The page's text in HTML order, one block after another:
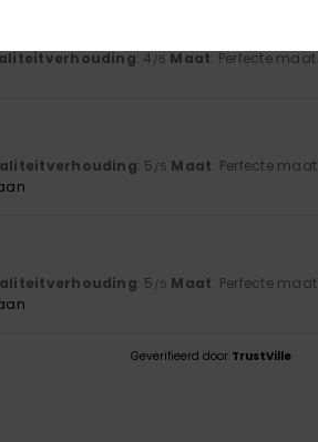
: 4 /5 Maat: Perfecte maat
: 5 /5 Maat: Perfecte maat
: 5 /5 Maat: Perfecte maat
Geverifieerd door TrustVille